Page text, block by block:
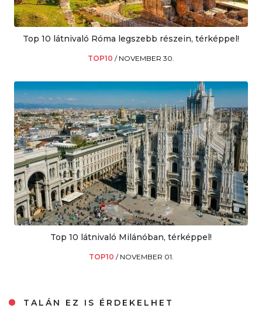
Top 10 látnivaló Róma legszebb részein, térképpel!
TOP10 / NOVEMBER 30.
Top 10 látnivaló Milánóban, térképpel!
TOP10 / NOVEMBER 01.
TALÁN EZ IS ÉRDEKELHET